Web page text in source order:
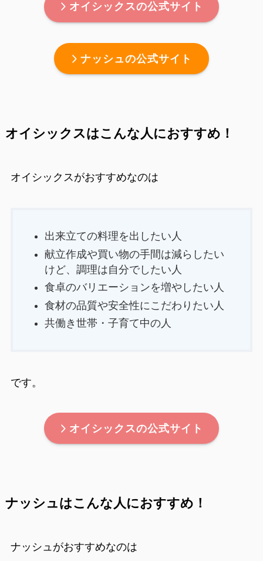
オイシックスの公式サイト
ナッシュの公式サイト
オイシックスはこんな人におすすめ！
オイシックスがおすすめなのは
出来立ての料理を出したい人
献立作成や買い物の手間は減らしたい
けど、調理は自分でしたい人
食卓のバリエーションを増やしたい人
食材の品質や安全性にこだわりたい人
共働き世帯・子育て中の人
です。
オイシックスの公式サイト
ナッシュはこんな人におすすめ！
ナッシュがおすすめなのは